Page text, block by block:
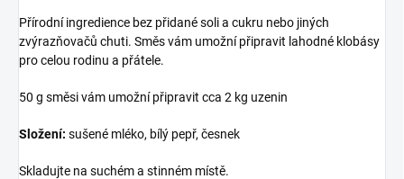
Přírodní ingredience bez přidané soli a cukru nebo jiných
zvýrazňovačů chuti. Směs vám umožní připravit lahodné klobásy
pro celou rodinu a přátele.
50 g směsi vám umožní připravit cca 2 kg uzenin
Složení: sušené mléko, bílý pepř, česnek
Skladujte na suchém a stinném místě.